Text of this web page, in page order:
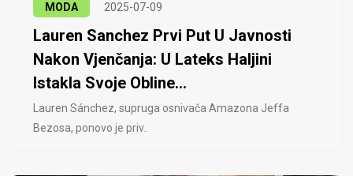
MODA 2025-07-09
Lauren Sanchez Prvi Put U Javnosti
Nakon Vjenčanja: U Lateks Haljini
Istakla Svoje Obline...
Lauren Sánchez, supruga osnivača Amazona Jeffa
Bezosa, ponovo je priv..